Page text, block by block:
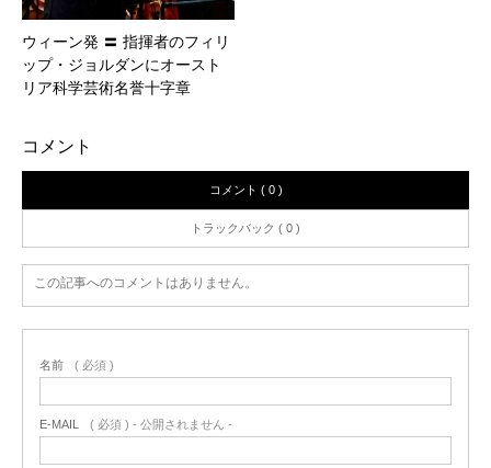
ウィーン発 〓 指揮者のフィリ
ップ・ジョルダンにオースト
リア科学芸術名誉十字章
コメント
コメント ( 0 )
トラックバック ( 0 )
この記事へのコメントはありません。
名前 ( 必須 )
E-MAIL ( 必須 ) - 公開されません -